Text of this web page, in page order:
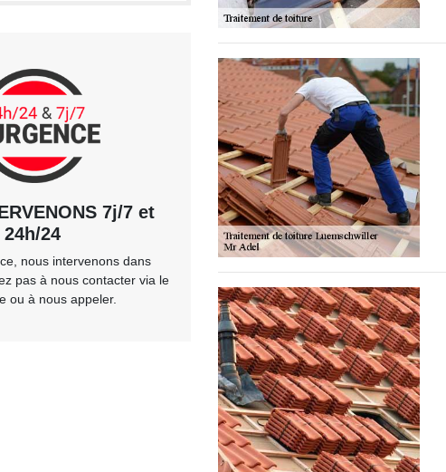
7j/7 et
24h/24
nous intervenons dans
pas à nous contacter via le
ou à nous appeler.